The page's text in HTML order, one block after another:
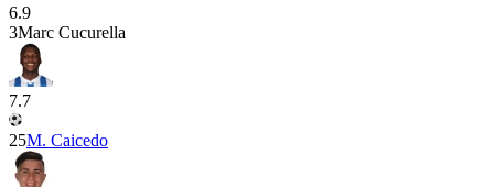
6.9
3Marc Cucurella
7.7
25M. Caicedo